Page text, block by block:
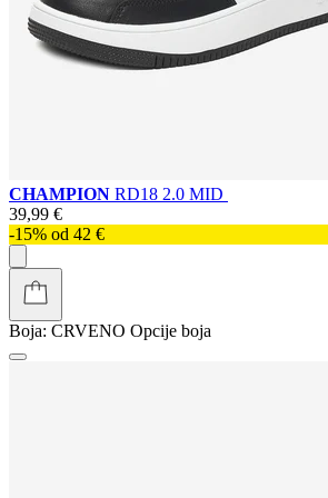
CHAMPION RD18 2.0 MID
39,99 €
-15% od 42 €
Boja: CRVENO Opcije boja